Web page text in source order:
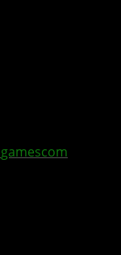
gamescom